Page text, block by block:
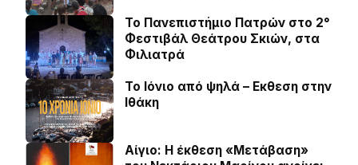
Το Πανεπιστήμιο Πατρών στο 2°
Φεστιβάλ Θεάτρου Σκιών, στα
Φιλιατρά
Το Ιόνιο από ψηλά – Eκθεση στην
Ιθάκη
Αίγιο: Η έκθεση «Μετάβαση»